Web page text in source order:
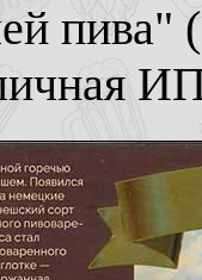
пива"